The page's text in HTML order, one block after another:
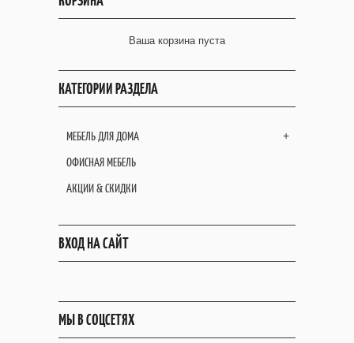
Ваша корзина пуста
КАТЕГОРИИ РАЗДЕЛА
+
МЕБЕЛЬ ДЛЯ ДОМА
ОФИСНАЯ МЕБЕЛЬ
АКЦИИ & СКИДКИ
ВХОД НА САЙТ
МЫ В СОЦСЕТЯХ